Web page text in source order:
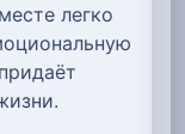
легко